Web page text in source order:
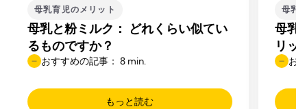
母乳育児のメリット
母乳と粉ミルク： どれくらい似てい
るものですか？
おすすめの記事： 8 min.
もっと読む
母乳
母乳
リッ
お